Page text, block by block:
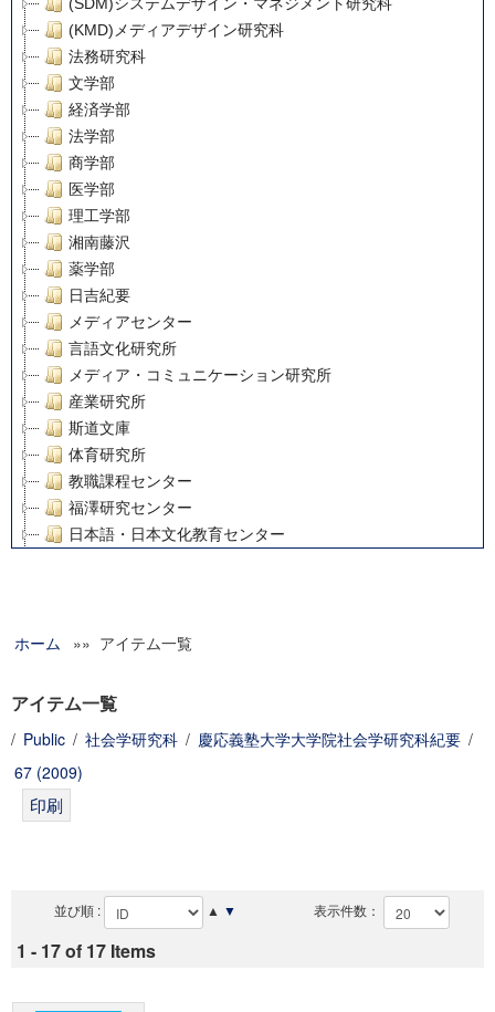
(KMD)メディアデザイン研究科
法務研究科
文学部
経済学部
法学部
商学部
医学部
理工学部
湘南藤沢
薬学部
日吉紀要
メディアセンター
言語文化研究所
メディア・コミュニケーション研究所
産業研究所
斯道文庫
体育研究所
教職課程センター
福澤研究センター
日本語・日本文化教育センター
グローバルリサーチインスティテュート
科学研究費補助金研究成果報告書
慶應義塾大学グローバルCOEプログラム市民社会ガバナンス
慶應義塾大学グローバルCOEプログラム論理と感性の先端的
学術雑誌掲載論文等(8)
ホーム »» アイテム一覧
アイテム一覧
/ Public / 社会学研究科 / 慶応義塾大学大学院社会学研究科紀要 /
67 (2009)
並び順 : ▲ ▼ 表示件数：
1 - 17 of 17 Items